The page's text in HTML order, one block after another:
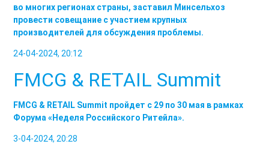
во многих регионах страны, заставил Минсельхоз
провести совещание с участием крупных
производителей для обсуждения проблемы.
24-04-2024, 20:12
FMCG & RETAIL Summit
FMCG & RETAIL Summit пройдет с 29 по 30 мая в рамках
Форума «Неделя Российского Ритейла».
3-04-2024, 20:28